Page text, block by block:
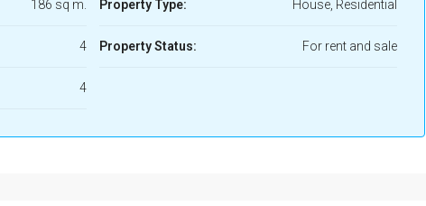
186 sq m.
4
4
Property Type: House, Residential
Property Status: For rent and sale